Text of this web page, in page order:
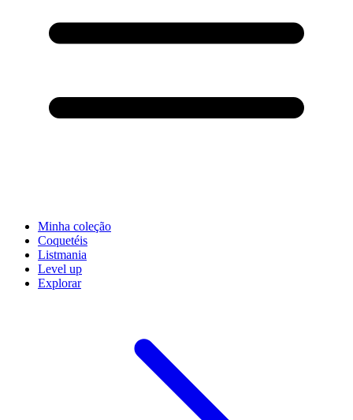
Minha coleção
Coquetéis
Listmania
Level up
Explorar